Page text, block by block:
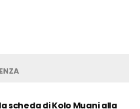
scheda di Kolo Muani alla